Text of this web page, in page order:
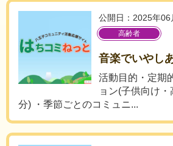
公開日：2025年06
高齢者
音楽でいやし
活動目的・定期
ョン(子供向け
分) ・季節ごとのコミュニ...